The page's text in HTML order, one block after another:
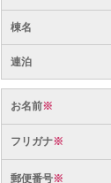
棟名
連泊
お名前※
フリガナ※
郵便番号※